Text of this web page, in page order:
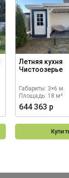
Летняя кухня
Чистоозерье
Габариты: 3×6 м.
Площадь: 18 м²
644 363 р